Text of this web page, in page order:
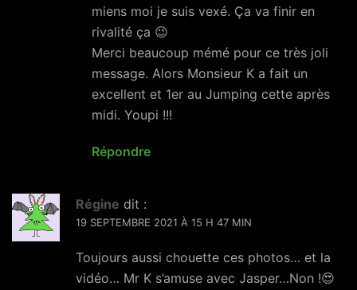
miens moi je suis vexé. Ça va finir en
rivalité ça 😉
Merci beaucoup mémé pour ce très joli
message. Alors Monsieur K a fait un
excellent et 1er au Jumping cette après
midi. Youpi !!!
Répondre
Régine dit :
19 SEPTEMBRE 2021 À 15 H 47 MIN
Toujours aussi chouette ces photos… et la
vidéo… Mr K s’amuse avec Jasper…Non !😍